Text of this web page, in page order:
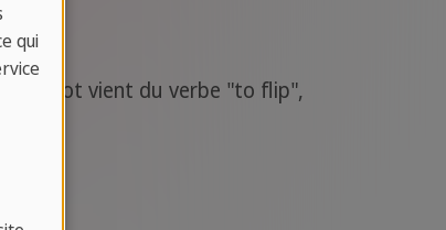
Le mot vient du verbe "to flip",
qui